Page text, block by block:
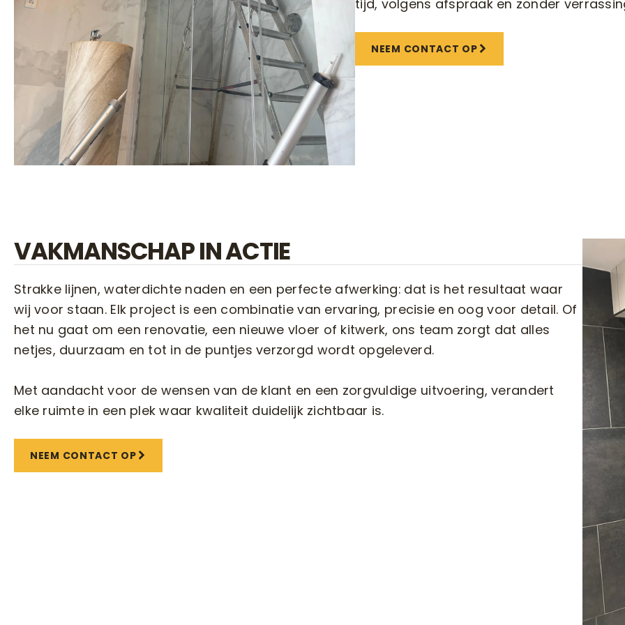
tijd, volgens afspraak en zonder
NEEM CONTACT OP
VAKMANSCHAP IN ACTIE
Strakke lijnen, waterdichte naden en een perfecte afwerking: dat is het resultaat waar
wij voor staan. Elk project is een combinatie van ervaring, precisie en oog voor detail. Of
het nu gaat om een renovatie, een nieuwe vloer of kitwerk, ons team zorgt dat alles
netjes, duurzaam en tot in de puntjes verzorgd wordt opgeleverd.
Met aandacht voor de wensen van de klant en een zorgvuldige uitvoering, verandert
elke ruimte in een plek waar kwaliteit duidelijk zichtbaar is.
NEEM CONTACT OP